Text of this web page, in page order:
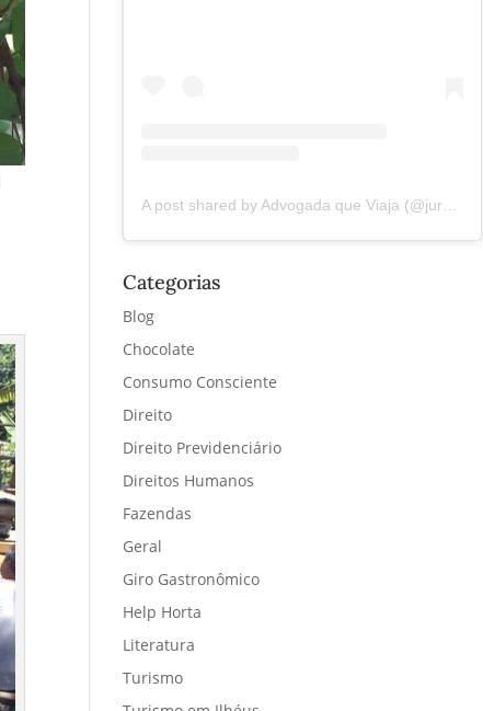
A post shared by Advogada que Viaja (@juremacintra)
Categorias
Blog
Chocolate
Consumo Consciente
Direito
Direito Previdenciário
Direitos Humanos
Fazendas
Geral
Giro Gastronômico
Help Horta
Literatura
Turismo